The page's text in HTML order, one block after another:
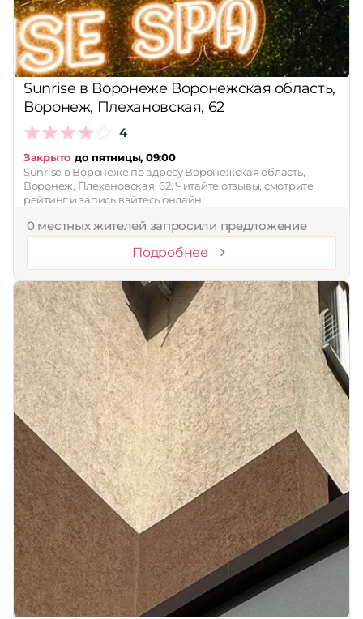
Sunrise в Воронеже Воронежская область,
Воронеж, Плехановская, 62
4
Закрыто до пятницы, 09:00
Sunrise в Воронеже по адресу Воронежская область,
Воронеж, Плехановская, 62. Читайте отзывы, смотрите
рейтинг и записывайтесь онлайн.
0 местных жителей запросили предложение
Подробнее